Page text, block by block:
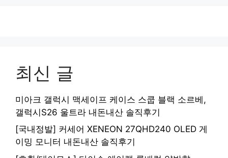
최신 글
미아크 갤럭시 맥세이프 케이스 스쿱 블랙 소르베,
갤럭시S26 울트라 내돈내산 솔직후기
[국내정발] 커세어 XENEON 27QHD240 OLED 게
이밍 모니터 내돈내산 솔직후기